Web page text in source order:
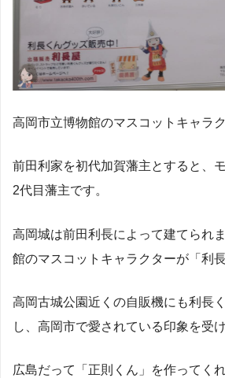
高岡市立博物館のマスコットキャラ
前田利家を初代加賀藩主とすると、
2代目藩主です。
高岡城は前田利長によって建てられ
館のマスコットキャラクターが「利
高岡古城公園近くの自販機にも利長
し、高岡市で愛されている印象を受
広島だって「正則くん」を作ってく